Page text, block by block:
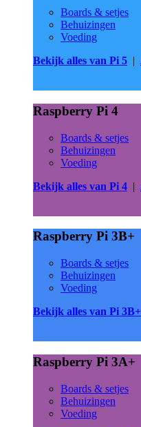
Boards & setjes
Behuizingen
Voeding
Bekijk alles van Pi 5 |
Raspberry Pi 4
Boards & setjes
Behuizingen
Voeding
Bekijk alles van Pi 4 |
Raspberry Pi 3B+
Boards & setjes
Behuizingen
Voeding
Bekijk alles van Pi 3B+
Raspberry Pi 3A+
Boards & setjes
Behuizingen
Voeding